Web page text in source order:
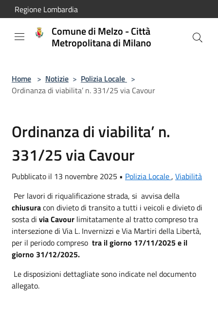
Salta al contenuto principale
Regione Lombardia
Comune di Melzo - Città
Metropolitana di Milano
Home > Notizie > Polizia Locale >
Ordinanza di viabilita’ n. 331/25 via Cavour
Ordinanza di viabilita’ n.
331/25 via Cavour
Pubblicato il 13 novembre 2025 • Polizia Locale, Viabilità
Per lavori di riqualificazione strada, si avvisa della
chiusuracon divieto di transito a tutti i veicoli e divieto di
sosta di via Cavour limitatamente al tratto compreso tra
intersezione di Via L. Invernizzi e Via Martiri della Libertà,
per il periodo compreso tra il giorno 17/11/2025 e il
giorno 31/12/2025.
Le disposizioni dettagliate sono indicate nel documento
allegato.